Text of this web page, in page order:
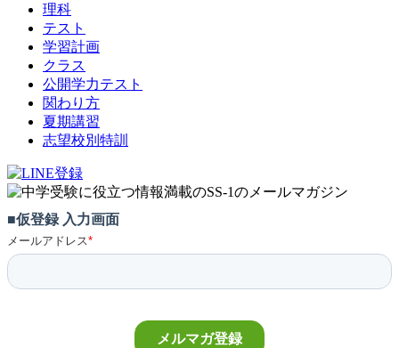
理科
テスト
学習計画
クラス
公開学力テスト
関わり方
夏期講習
志望校別特訓